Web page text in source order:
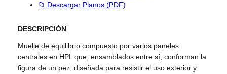
📁 Descargar Planos (PDF)
DESCRIPCIÓN
Muelle de equilibrio compuesto por varios paneles
centrales en HPL que, ensamblados entre sí, conforman la
figura de un pez, diseñada para resistir el uso exterior y